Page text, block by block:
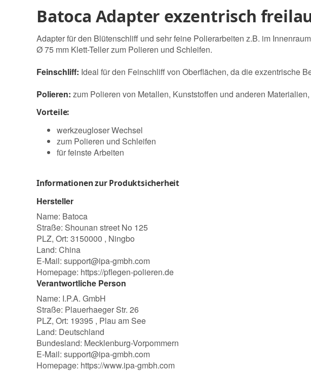
Batoca Adapter exzentrisch
Adapter für den Blütenschliff und sehr feine Polierarbeiten z.B. im
Ø 75 mm Klett-Teller zum Polieren und Schleifen.
Feinschliff: Ideal für den Feinschliff von Oberflächen, da die exzentrische
Polieren: zum Polieren von Metallen, Kunststoffen und anderen
Vorteile:
werkzeugloser Wechsel
zum Polieren und Schleifen
für feinste Arbeiten
Informationen zur Produktsicherheit
Hersteller
Name: Batoca
Straße: Shounan street No 125
PLZ, Ort: 3150000 , Ningbo
Land: China
E-Mail: support@ipa-gmbh.com
Homepage: https://pflegen-polieren.de
Verantwortliche Person
Name: I.P.A. GmbH
Straße: Plauerhaeger Str. 26
PLZ, Ort: 19395 , Plau am See
Land: Deutschland
Bundesland: Mecklenburg-Vorpommern
E-Mail: support@ipa-gmbh.com
Homepage: https://www.ipa-gmbh.com